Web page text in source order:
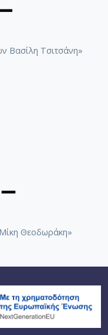
Βασίλης
Βασίλης [1983]
Βασίλης [1983]
/ Τσιτσάνης,
/
Βασίλη Τσιτσάνη»
Θεοδωράκη»